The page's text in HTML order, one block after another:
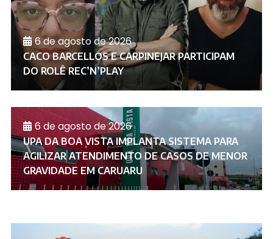
6 de agosto de 2026
CACO BARCELLOS E CARPINEJAR PARTICIPAM
DO ROLÊ REC’N’PLAY
6 de agosto de 2026
UPA DA BOA VISTA IMPLANTA SISTEMA PARA
AGILIZAR ATENDIMENTO DE CASOS DE MENOR
GRAVIDADE EM CARUARU